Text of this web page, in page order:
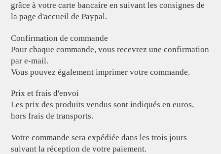
grâce à votre carte bancaire en suivant les consignes de
la page d'accueil de Paypal.
Confirmation de commande
Pour chaque commande, vous recevrez une confirmation
par e-mail.
Vous pouvez également imprimer votre commande.
Prix et frais d'envoi
Les prix des produits vendus sont indiqués en euros,
hors frais de transports.
Votre commande sera expédiée dans les trois jours
suivant la réception de votre paiement.